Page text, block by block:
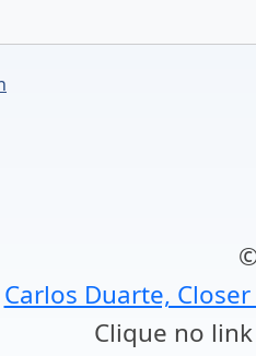
Carlos Duarte,
Clique no